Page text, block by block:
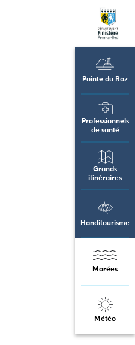
Pointe du Raz
Professionnels
de santé
Grands
itinéraires
Handitourisme
Marées
Météo